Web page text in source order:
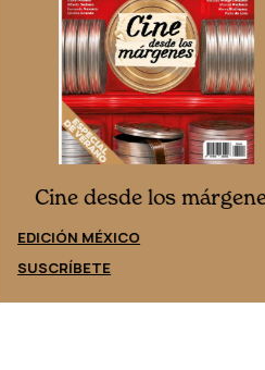
Cine desde los
EDICIÓN MÉXICO
SUSCRÍBETE